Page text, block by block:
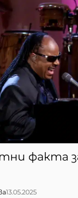
факта
13.05.2025